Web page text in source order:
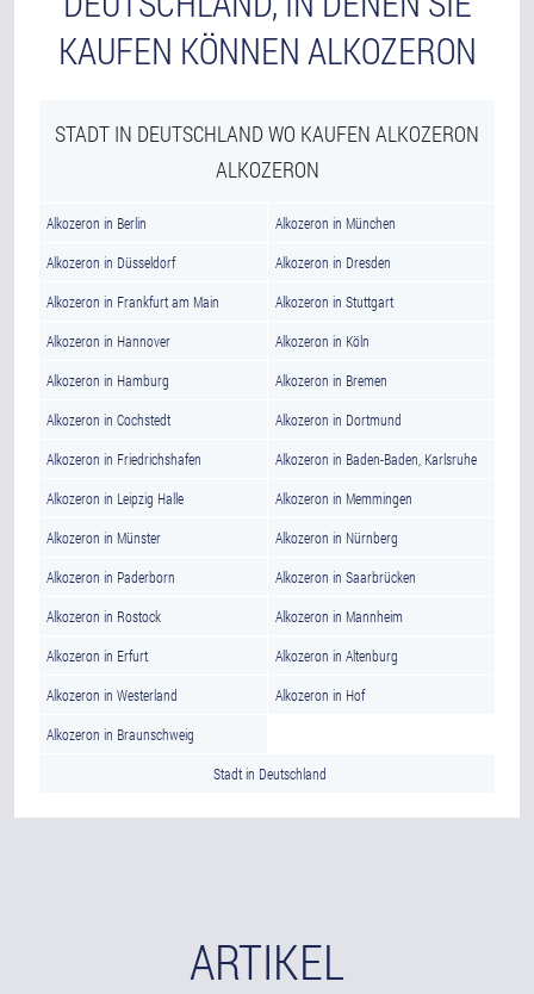
KAUFEN KÖNNEN ALKOZERON
STADT IN DEUTSCHLAND WO KAUFEN ALKOZERON
ALKOZERON
Alkozeron in Berlin Alkozeron in München
Alkozeron in Düsseldorf Alkozeron in Dresden
Alkozeron in Frankfurt am Main Alkozeron in Stuttgart
Alkozeron in Hannover Alkozeron in Köln
Alkozeron in Hamburg Alkozeron in Bremen
Alkozeron in Cochstedt Alkozeron in Dortmund
Alkozeron in Friedrichshafen Alkozeron in Baden-Baden, Karlsruhe
Alkozeron in Leipzig Halle Alkozeron in Memmingen
Alkozeron in Münster Alkozeron in Nürnberg
Alkozeron in Paderborn Alkozeron in Saarbrücken
Alkozeron in Rostock Alkozeron in Mannheim
Alkozeron in Erfurt Alkozeron in Altenburg
Alkozeron in Westerland Alkozeron in Hof
Alkozeron in Braunschweig
Stadt in Deutschland
ARTIKEL